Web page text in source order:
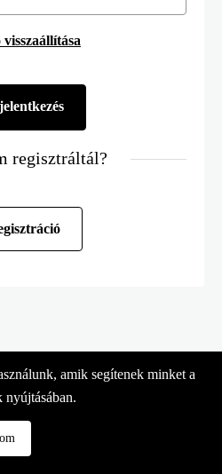
visszaállítása
regisztráltál?
amik segítenek minket a
nyújtásában.